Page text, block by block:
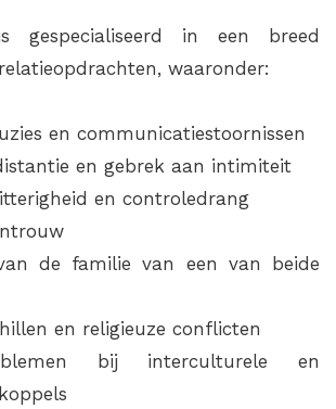
gespecialiseerd in een breed
waaronder:
en communicatiestoornissen
en gebrek aan intimiteit
en controledrang
de familie van een van beide
en religieuze conflicten
bij interculturele en